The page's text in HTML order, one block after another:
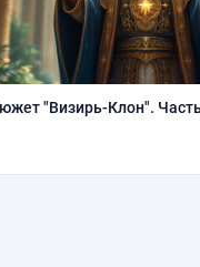
"Визирь-Клон".